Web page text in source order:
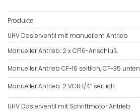
Produkte
UHV Dosierventil mit manuellem Antrieb
Manueller Antrieb: 2 x CF16-Anschluß
Manueller Antrieb CF-16 seitlich, CF-35 unten
Manueller Antrieb: 2 VCR 1/4″ seitlich
UHV Dosierventil mit Schrittmotor Antrieb